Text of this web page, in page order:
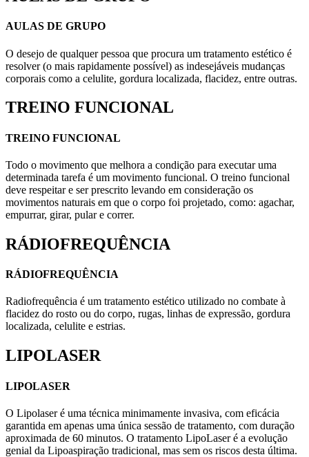
AULAS DE GRUPO
O desejo de qualquer pessoa que procura um tratamento estético é
resolver (o mais rapidamente possível) as indesejáveis mudanças
corporais como a celulite, gordura localizada, flacidez, entre outras.
TREINO FUNCIONAL
TREINO FUNCIONAL
Todo o movimento que melhora a condição para executar uma
determinada tarefa é um movimento funcional. O treino funcional
deve respeitar e ser prescrito levando em consideração os
movimentos naturais em que o corpo foi projetado, como: agachar,
empurrar, girar, pular e correr.
RÁDIOFREQUÊNCIA
RÁDIOFREQUÊNCIA
Radiofrequência é um tratamento estético utilizado no combate à
flacidez do rosto ou do corpo, rugas, linhas de expressão, gordura
localizada, celulite e estrias.
LIPOLASER
LIPOLASER
O Lipolaser é uma técnica minimamente invasiva, com eficácia
garantida em apenas uma única sessão de tratamento, com duração
aproximada de 60 minutos. O tratamento LipoLaser é a evolução
genial da Lipoaspiração tradicional, mas sem os riscos desta última.